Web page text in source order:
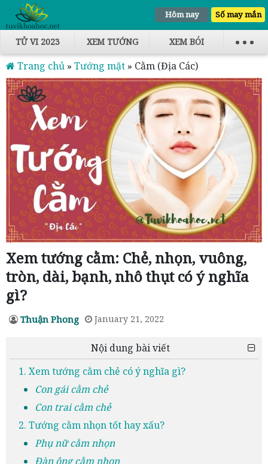
Hôm nay Số may mắn
TỬ VI 2023 XEM TƯỚNG XEM BÓI
Trang chủ » Tướng mặt » Cằm (Địa Các)
Xem tướng cằm: Chẻ, nhọn, vuông,
tròn, dài, bạnh, nhô thụt có ý nghĩa
gì?
Thuận Phong January 21, 2022
Nội dung bài viết
1. Xem tướng cằm chẻ có ý nghĩa gì?
Con gái cằm chẻ
Con trai cằm chẻ
2. Tướng cằm nhọn tốt hay xấu?
Phụ nữ cằm nhọn
Đàn ông cằm nhọn